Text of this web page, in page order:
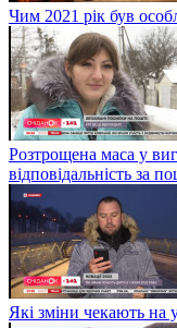
Чим 2021 рік був
Розтрощена маса у
відповідальність за
Які зміни чекають на